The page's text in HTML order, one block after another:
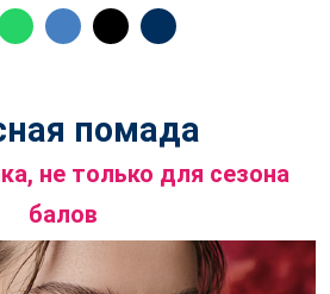
помада
не только для сезона
балов